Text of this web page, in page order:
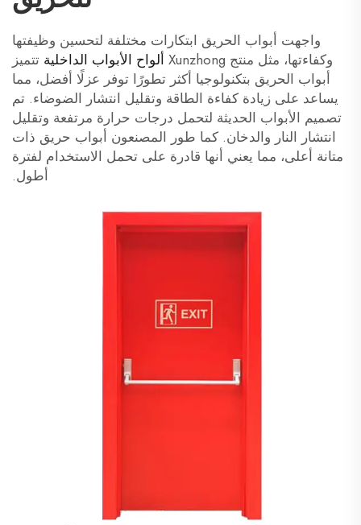
واجهت أبواب الحريق ابتكارات مختلفة لتحسين وظيفتها
وكفاءتها، مثل منتج Xunzhong
ألواح الأبواب الداخلية تتميز
أبواب الحريق بتكنولوجيا أكثر تطورًا توفر عزلًا أفضل، مما
يساعد على زيادة كفاءة الطاقة وتقليل انتشار الضوضاء. تم
تصميم الأبواب الحديثة لتحمل درجات حرارة مرتفعة وتقليل
انتشار النار والدخان. كما طور المصنعون أبواب حريق ذات
متانة أعلى، مما يعني أنها قادرة على تحمل الاستخدام لفترة
أطول.